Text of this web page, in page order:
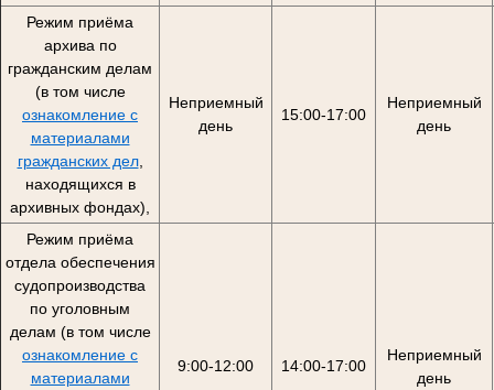
Режим приёма
архива по
гражданским делам
(в том числе
ознакомление с
материалами
гражданских дел,
находящихся в
архивных фондах),
Неприемный
день
15:00-17:00
Неприемный
день
Режим приёма
отдела обеспечения
судопроизводства
по уголовным
делам (в том числе
ознакомление с
материалами
9:00-12:00 14:00-17:00
Неприемный
день